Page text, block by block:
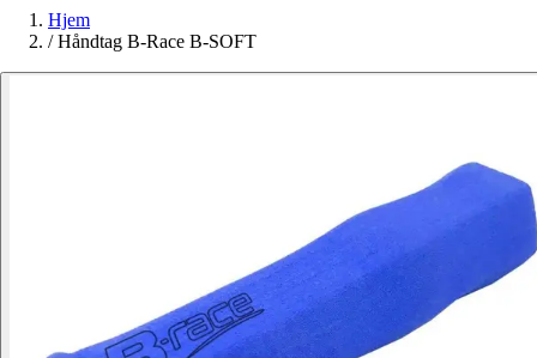
Hjem
/ Håndtag B-Race B-SOFT